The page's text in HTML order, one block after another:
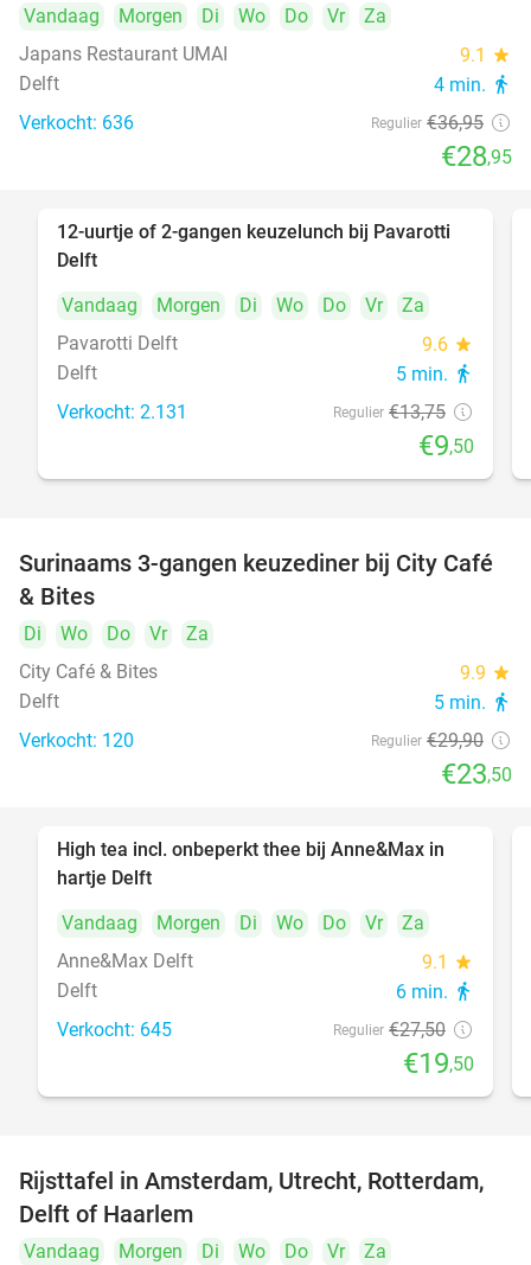
Vandaag Morgen Di Wo Do Vr
Za
Japans Restaurant UMAI
9.1 star
Delft 4 min. directions_walk
Verkocht: 636 Regulier €36,95
€28,95
31%
12-uurtje of 2-gangen keuzelunch bij Pavarotti
Delft
Vandaag
Morgen Di Wo Do Vr
Za
Pavarotti Delft
9.6 star
Delft 5 min. directions_walk
Verkocht: 2.131 Regulier €13,75
€9,50
21%
Surinaams 3-gangen keuzediner bij City Café
& Bites
Di Wo Do Vr
Za
City Café & Bites
9.9 star
Delft 5 min. directions_walk
Verkocht: 120 Regulier €29,90
€23,50
29%
High tea incl. onbeperkt thee bij Anne&Max in
hartje Delft
Vandaag
Morgen Di Wo Do Vr
Za
Anne&Max Delft
9.1 star
Delft 6 min. directions_walk
Verkocht: 645 Regulier €27,50
€19,50
19%
Rijsttafel in Amsterdam, Utrecht, Rotterdam,
Delft of Haarlem
Vandaag Morgen Di Wo Do Vr Za